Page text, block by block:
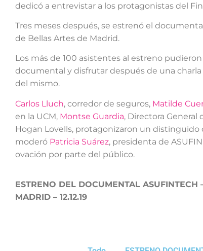
dedicó a entrevistar a los protagonistas del
Tres meses después, se estrenó el
de Bellas Artes de Madrid.
Los más de 100 asistentes al estreno
documental y disfrutar después de una
del mismo.
Carlos Lluch, corredor de seguros, Matilde
en la UCM, Montse Guardia, Directora General
Hogan Lovells, protagonizaron un
moderó Patricia Suárez, presidenta de
ovación por parte del público.
ESTRENO DEL DOCUMENTAL ASUFINTECH
MADRID – 12.12.19